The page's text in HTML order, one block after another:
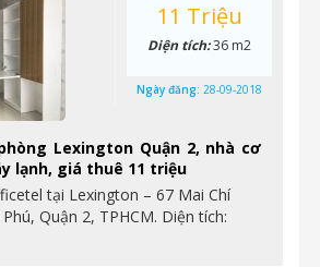
Lexington Quận 2, nhà cơ
lạnh, giá thuê 11 triệu
tại Lexington – 67 Mai Chí
Quận 2, TPHCM. Diện tích:
11 Triệu
Diện tích:36 m2
Ngày đăng: 28-09-2018